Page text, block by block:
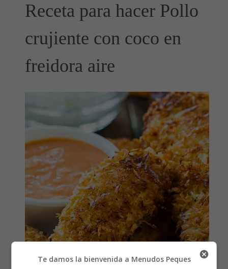
Receta para hacer Pollo
crujiente con coco en
freidora aire
Te damos la bienvenida a Menudos Peques